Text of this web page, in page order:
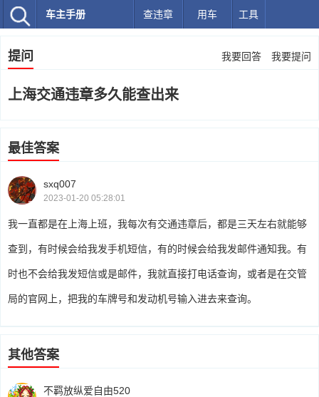
车主手册 查违章 用车 工具
提问 我要回答 我要提问
上海交通违章多久能查出来
最佳答案
sxq007
2023-01-20 05:28:01
我一直都是在上海上班，我每次有交通违章后，都是三天左右就能够
查到，有时候会给我发手机短信，有的时候会给我发邮件通知我。有
时也不会给我发短信或是邮件，我就直接打电话查询，或者是在交管
局的官网上，把我的车牌号和发动机号输入进去来查询。
其他答案
不羁放纵爱自由520